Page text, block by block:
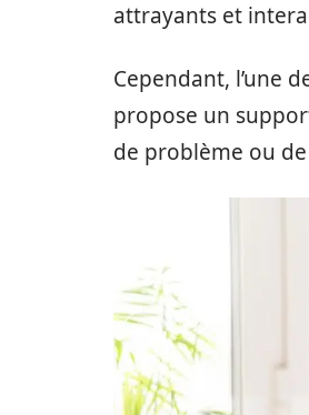
attrayants et
Cependant, l’une
propose un
de problème ou